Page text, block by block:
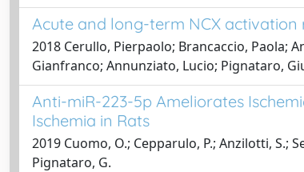
Acute and long-term NCX
2018 Cerullo, Pierpaolo; Brancaccio, Paola;
Gianfranco; Annunziato, Lucio; Pignataro,
Anti-miR-223-5p Ameliorates
Ischemia in Rats
2019 Cuomo, O.; Cepparulo, P.; Anzilotti, S.;
Pignataro, G.